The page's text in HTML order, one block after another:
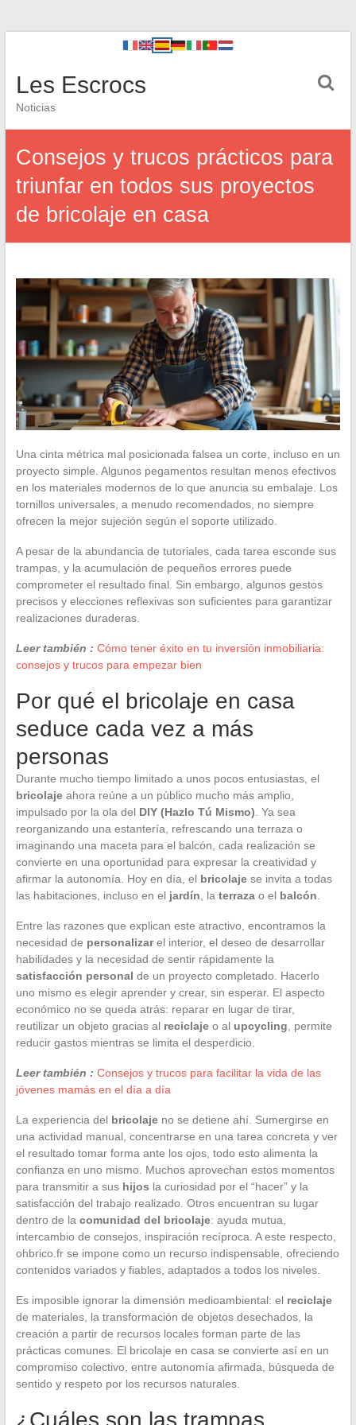
Les Escrocs
Noticias
Consejos y trucos prácticos para
triunfar en todos sus proyectos
de bricolaje en casa
Una cinta métrica mal posicionada falsea un corte, incluso en un
proyecto simple. Algunos pegamentos resultan menos efectivos
en los materiales modernos de lo que anuncia su embalaje. Los
tornillos universales, a menudo recomendados, no siempre
ofrecen la mejor sujeción según el soporte utilizado.
A pesar de la abundancia de tutoriales, cada tarea esconde sus
trampas, y la acumulación de pequeños errores puede
comprometer el resultado final. Sin embargo, algunos gestos
precisos y elecciones reflexivas son suficientes para garantizar
realizaciones duraderas.
Leer también : Cómo tener éxito en tu inversión inmobiliaria:
consejos y trucos para empezar bien
Por qué el bricolaje en casa
seduce cada vez a más
personas
Durante mucho tiempo limitado a unos pocos entusiastas, el
bricolajeahora reúne a un público mucho más amplio,
impulsado por la ola del DIY (Hazlo Tú Mismo) . Ya sea
reorganizando una estantería, refrescando una terraza o
imaginando una maceta para el balcón, cada realización se
convierte en una oportunidad para expresar la creatividad y
afirmar la autonomía. Hoy en día, el bricolajese invita a todas
las habitaciones, incluso en el jardín , la terrazao el balcón
Entre las razones que explican este atractivo, encontramos la
necesidad de personalizarel interior, el deseo de desarrollar
habilidades y la necesidad de sentir rápidamente la
satisfacción personal de un proyecto completado. Hacerlo
uno mismo es elegir aprender y crear, sin esperar. El aspecto
económico no se queda atrás: reparar en lugar de tirar,
reutilizar un objeto gracias al reciclajeo al upcycling , permite
reducir gastos mientras se limita el desperdicio.
Leer también : Consejos y trucos para facilitar la vida de las
jóvenes mamás en el día a día
La experiencia del bricolajeno se detiene ahí. Sumergirse en
una actividad manual, concentrarse en una tarea concreta y ver
el resultado tomar forma ante los ojos, todo esto alimenta la
confianza en uno mismo. Muchos aprovechan estos momentos
para transmitir a sus hijos la curiosidad por el “hacer” y la
satisfacción del trabajo realizado. Otros encuentran su lugar
dentro de la comunidad del bricolaje: ayuda mutua,
intercambio de consejos, inspiración recíproca. A este respecto,
ohbrico.fr se impone como un recurso indispensable, ofreciendo
contenidos variados y fiables, adaptados a todos los niveles.
Es imposible ignorar la dimensión medioambiental: el reciclaje
de materiales, la transformación de objetos desechados, la
creación a partir de recursos locales forman parte de las
prácticas comunes. El bricolaje en casa se convierte así en un
compromiso colectivo, entre autonomía afirmada, búsqueda de
sentido y respeto por los recursos naturales.
¿Cuáles son las trampas